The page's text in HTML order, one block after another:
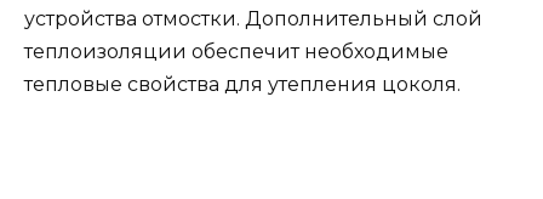
устройства отмостки. Дополнительный слой
теплоизоляции обеспечит необходимые
тепловые свойства для утепления цоколя.